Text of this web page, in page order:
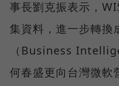
事長劉克振表示，
集資料，進一步轉換
（Business
何春盛更向台灣微軟